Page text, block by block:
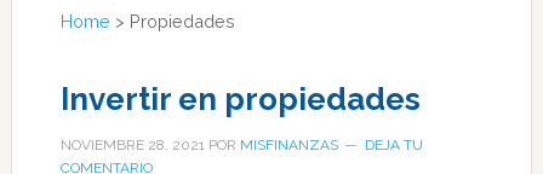
Home > Propiedades
Invertir en propiedades
NOVIEMBRE 28, 2021POR MISFINANZAS
DEJA TU
COMENTARIO